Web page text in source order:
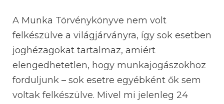
A Munka Törvénykönyve nem volt
felkészülve a világjárványra, így sok esetben
joghézagokat tartalmaz, amiért
elengedhetetlen, hogy munkajogászokhoz
forduljunk – sok esetre egyébként ők sem
voltak felkészülve. Mivel mi jelenleg 24